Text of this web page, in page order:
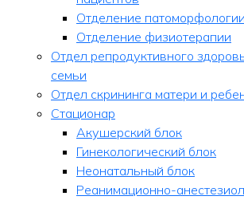
Отделение патоморфологии
Отделение физиотерапии
Отдел репродуктивного
семьи
Отдел скрининга матери и
Стационар
Акушерский блок
Гинекологический блок
Неонатальный блок
Реанимационно-